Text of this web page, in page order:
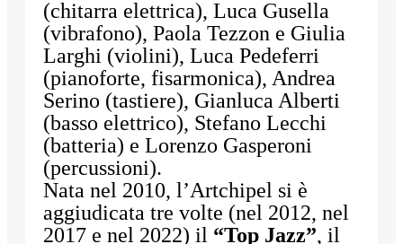
(chitarra elettrica), Luca Gusella
(vibrafono), Paola Tezzon e Giulia
Larghi (violini), Luca Pedeferri
(pianoforte, fisarmonica), Andrea
Serino (tastiere), Gianluca Alberti
(basso elettrico), Stefano Lecchi
(batteria) e Lorenzo Gasperoni
(percussioni).
Nata nel 2010, l’Artchipel si è
aggiudicata tre volte (nel 2012, nel
2017 e nel 2022) il “Top Jazz”, il